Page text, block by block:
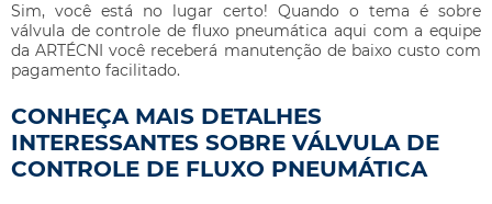
Sim, você está no lugar certo! Quando o tema é sobre
válvula de controle de fluxo pneumática aqui com a equipe
da ARTÉCNI você receberá manutenção de baixo custo com
pagamento facilitado.
CONHEÇA MAIS DETALHES
INTERESSANTES SOBRE VÁLVULA DE
CONTROLE DE FLUXO PNEUMÁTICA